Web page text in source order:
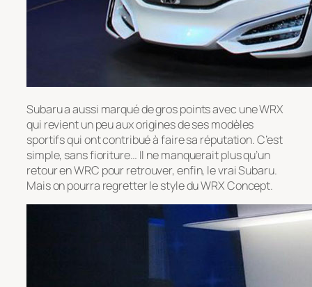
Subaru a aussi marqué de gros points avec une WRX
qui revient un peu aux origines de ses modèles
sportifs qui ont contribué à faire sa réputation. C’est
simple, sans fioriture… Il ne manquerait plus qu’un
retour en WRC pour retrouver, enfin, le vrai Subaru.
Mais on pourra regretter le style du WRX Concept.